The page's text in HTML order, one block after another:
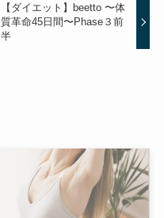
【ダイエット】beetto 〜体
質革命45日間〜Phase３前
半